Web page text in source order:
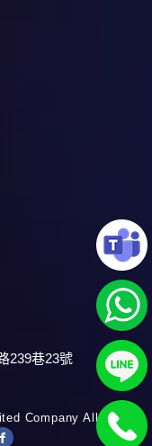
239巷23號
Company All